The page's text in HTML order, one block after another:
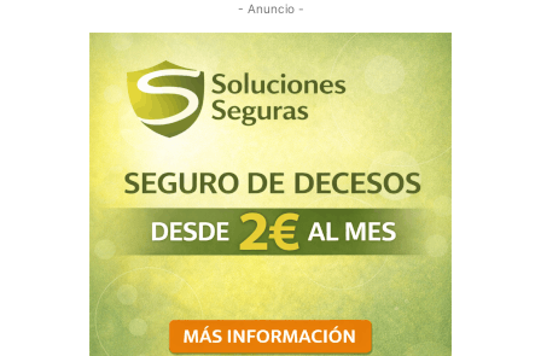
- Anuncio -